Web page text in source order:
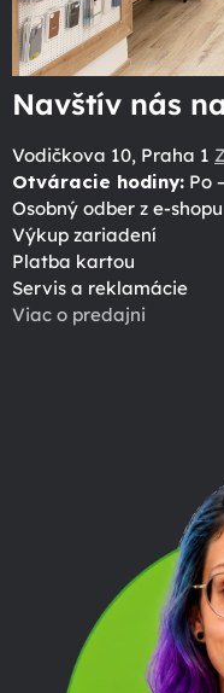
Navštív nás
Vodičkova 10, Praha 1
Otváracie hodiny: Po
Osobný odber z e-shopu
Výkup zariadení
Platba kartou
Servis a reklamácie
Viac o predajni